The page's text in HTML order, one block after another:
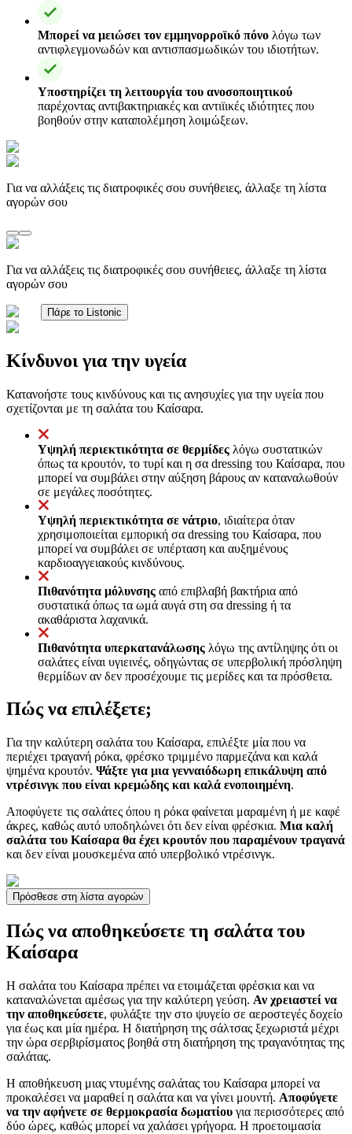
Μπορεί να μειώσει τον εμμηνορροϊκό πόνο λόγω των
αντιφλεγμονωδών και αντισπασμωδικών του ιδιοτήτων.
Υποστηρίζει τη λειτουργία του ανοσοποιητικού
παρέχοντας αντιβακτηριακές και αντιϊικές ιδιότητες που
βοηθούν στην καταπολέμηση λοιμώξεων.
Για να αλλάξεις τις διατροφικές σου συνήθειες, άλλαξε τη λίστα
αγορών σου
Για να αλλάξεις τις διατροφικές σου συνήθειες, άλλαξε τη λίστα
αγορών σου
Πάρε το Listonic
Κίνδυνοι για την υγεία
Κατανοήστε τους κινδύνους και τις ανησυχίες για την υγεία που
σχετίζονται με τη σαλάτα του Καίσαρα.
Υψηλή περιεκτικότητα σε θερμίδες λόγω συστατικών
όπως τα κρουτόν, το τυρί και η σα dressing του Καίσαρα, που
μπορεί να συμβάλει στην αύξηση βάρους αν καταναλωθούν
σε μεγάλες ποσότητες.
Υψηλή περιεκτικότητα σε νάτριο, ιδιαίτερα όταν
χρησιμοποιείται εμπορική σα dressing του Καίσαρα, που
μπορεί να συμβάλει σε υπέρταση και αυξημένους
καρδιοαγγειακούς κινδύνους.
Πιθανότητα μόλυνσης από επιβλαβή βακτήρια από
συστατικά όπως τα ωμά αυγά στη σα dressing ή τα
ακαθάριστα λαχανικά.
Πιθανότητα υπερκατανάλωσης λόγω της αντίληψης ότι οι
σαλάτες είναι υγιεινές, οδηγώντας σε υπερβολική πρόσληψη
θερμίδων αν δεν προσέχουμε τις μερίδες και τα πρόσθετα.
Πώς να επιλέξετε;
Για την καλύτερη σαλάτα του Καίσαρα, επιλέξτε μία που να
περιέχει τραγανή ρόκα, φρέσκο τριμμένο παρμεζάνα και καλά
ψημένα κρουτόν. Ψάξτε για μια γενναιόδωρη επικάλυψη από
ντρέσινγκ που είναι κρεμώδης και καλά ενοποιημένη.
Αποφύγετε τις σαλάτες όπου η ρόκα φαίνεται μαραμένη ή με καφέ
άκρες, καθώς αυτό υποδηλώνει ότι δεν είναι φρέσκια. Μια καλή
σαλάτα του Καίσαρα θα έχει κρουτόν που παραμένουν τραγανά
και δεν είναι μουσκεμένα από υπερβολικό ντρέσινγκ.
Πρόσθεσε στη λίστα αγορών
Πώς να αποθηκεύσετε τη σαλάτα του
Καίσαρα
Η σαλάτα του Καίσαρα πρέπει να ετοιμάζεται φρέσκια και να
καταναλώνεται αμέσως για την καλύτερη γεύση. Αν χρειαστεί να
την αποθηκεύσετε, φυλάξτε την στο ψυγείο σε αεροστεγές δοχείο
για έως και μία ημέρα. Η διατήρηση της σάλτσας ξεχωριστά μέχρι
την ώρα σερβιρίσματος βοηθά στη διατήρηση της τραγανότητας της
σαλάτας.
Η αποθήκευση μιας ντυμένης σαλάτας του Καίσαρα μπορεί να
προκαλέσει να μαραθεί η σαλάτα και να γίνει μουντή. Αποφύγετε
να την αφήνετε σε θερμοκρασία δωματίου για περισσότερες από
δύο ώρες, καθώς μπορεί να χαλάσει γρήγορα. Η προετοιμασία